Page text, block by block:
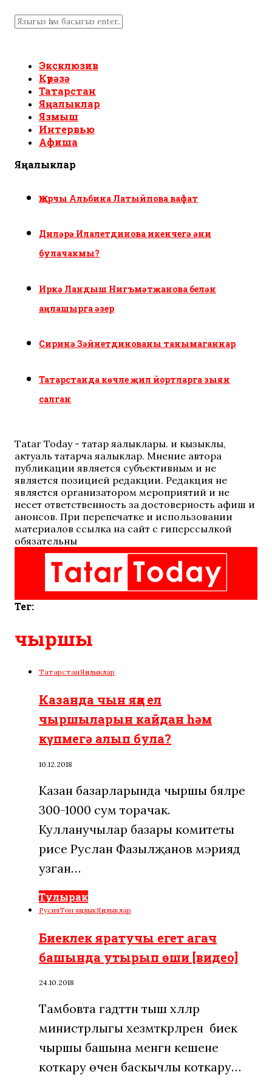
Эксклюзив
Күрәзә
Татарстан
Яңалыклар
Язмыш
Интервью
Афиша
Яңалыклар
Җырчы Альбина Латыйпова вафат
Диләрә Илалетдинова икенчегә әни
булачакмы?
Иркә Ландыш Нигъмәтҗанова белән
аңлашырга әзер
Сиринә Зәйнетдинованы танымаганнар
Татарстанда көчле җил йортларга зыян
салган
Tatar Today - татар яңалыклары. иң кызыклы,
актуаль татарча яңалыклар. Мнение автора
публикации является субъективным и не
является позицией редакции. Редакция не
является организатором мероприятий и не
несет ответственность за достоверность афиш и
анонсов. При перепечатке и использовании
материалов ссылка на сайт с гиперссылкой
обязательны
Тег:
чыршы
ТатарстанЯңалыклар
Казанда чын яңа ел
чыршыларын кайдан һәм
күпмегә алып була?
10.12.2018
Казан базарларында чыршы бәяләре
300-1000 сум торачак.
Кулланучылар базары комитеты
рәисе Руслан Фазылҗанов мэриядә
узган…
Тулырак
РусияТөп яңалыкЯңалыклар
Биеклек яратучы егет агач
башында утырып өши [видео]
24.10.2018
Тамбовта гадәттән тыш хәлләр
министрлыгы хезмәткәрләренә биек
чыршы башына менгән кешене
коткару өчен баскычлы коткару…